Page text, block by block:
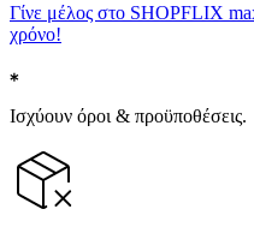
Γίνε μέλος στο SHOPFLIX
χρόνο!
Ισχύουν όροι & προϋποθέσεις.